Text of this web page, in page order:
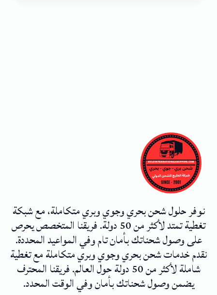
نوفر حلول شحن بحري وجوي وبري متكاملة، مع شبكة
تغطية تمتد لأكثر من 50 دولة. فريقنا المتخصص يحرص
على وصول شحناتك بأمان تام وفي المواعيد المحددة.
نقدم خدمات شحن بحري وجوي وبري متكاملة مع تغطية
شاملة لأكثر من 50 دولة حول العالم. فريقنا المحترف
يضمن وصول شحناتك بأمان وفي الوقت المحدد.